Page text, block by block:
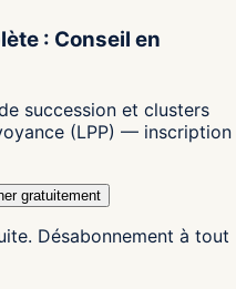
: Conseil en
succession et clusters
(LPP) — inscription
gratuitement
Désabonnement à tout